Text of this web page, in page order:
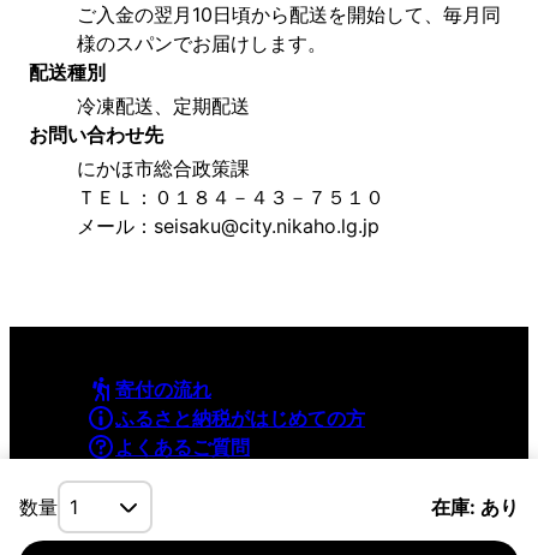
数量 在庫: あり
ご入金の翌月10日頃から配送を開始して、毎月同
様のスパンでお届けします。
配送種別
冷凍配送、定期配送
お問い合わせ先
にかほ市総合政策課
ＴＥＬ：０１８４－４３－７５１０
メール：seisaku@city.nikaho.lg.jp
寄付の流れ
ふるさと納税がはじめての方
よくあるご質問
利用規約
プライバシーポリシー